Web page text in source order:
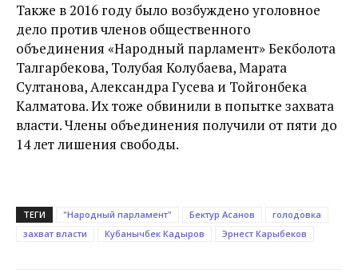
Также в 2016 году было возбуждено уголовное
дело против членов общественного
объединения «Народный парламент» Бекболота
Талгарбекова, Толубая Колубаева, Марата
Султанова, Александра Гусева и Тойгонбека
Калматова. Их тоже обвинили в попытке захвата
власти. Члены объединения получили от пяти до
14 лет лишения свободы.
ТЕГИ "Народный парламент" Бектур Асанов
голодовка
захват власти
Кубанычбек Кадыров Эрнест Карыбеков